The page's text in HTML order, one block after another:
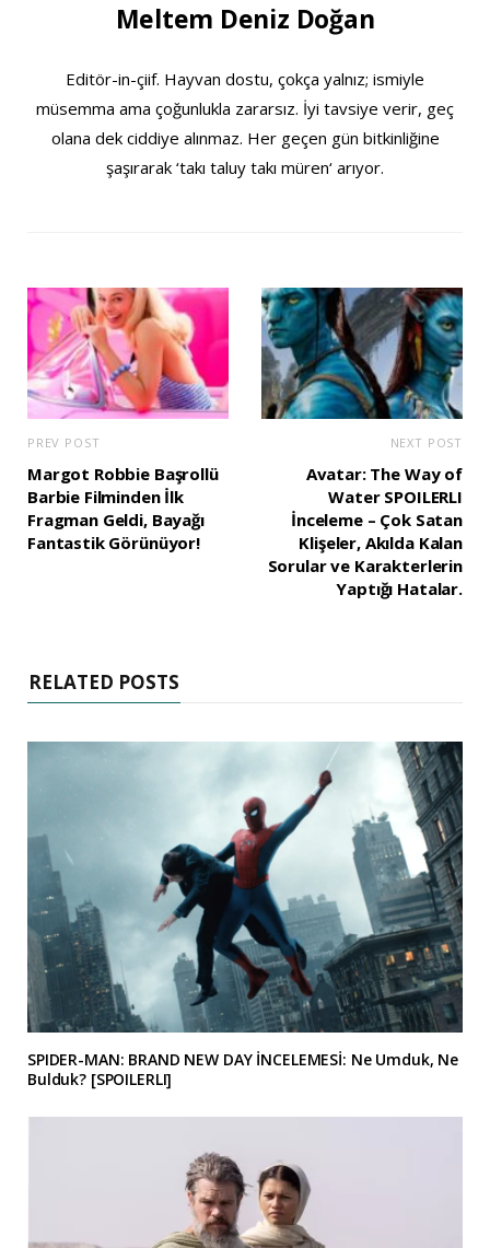
Meltem Deniz Doğan
Editör-in-çiif. Hayvan dostu, çokça yalnız; ismiyle
müsemma ama çoğunlukla zararsız. İyi tavsiye verir, geç
olana dek ciddiye alınmaz. Her geçen gün bitkinliğine
şaşırarak ‘takı taluy takı müren‘ arıyor.
PREV POST
Margot Robbie Başrollü
Barbie Filminden İlk
Fragman Geldi, Bayağı
Fantastik Görünüyor!
NEXT POST
Avatar: The Way of
Water SPOILERLI
İnceleme – Çok Satan
Klişeler, Akılda Kalan
Sorular ve Karakterlerin
Yaptığı Hatalar.
RELATED POSTS
SPIDER-MAN: BRAND NEW DAY İNCELEMESİ: Ne Umduk, Ne
Bulduk? [SPOILERLI]